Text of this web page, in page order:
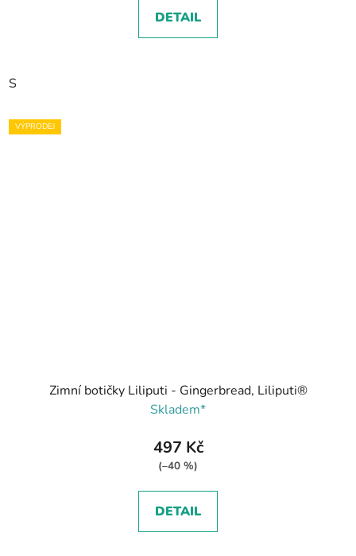
DETAIL
S
VÝPRODEJ
Zimní botičky Liliputi - Gingerbread, Liliputi®
Skladem*
497 Kč
(–40 %)
DETAIL